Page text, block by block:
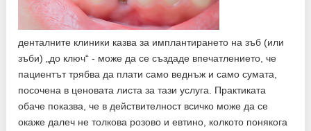
денталните клиники казва за имплантирането на зъб (или
зъби) „до ключ“ - може да се създаде впечатлението, че
пациентът трябва да плати само веднъж и само сумата,
посочена в ценовата листа за тази услуга. Практиката
обаче показва, че в действителност всичко може да се
окаже далеч не толкова розово и евтино, колкото понякога